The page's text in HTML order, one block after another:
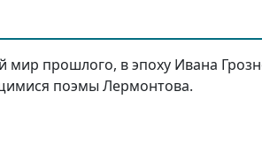
мир прошлого, в эпоху Ивана
поэмы Лермонтова.